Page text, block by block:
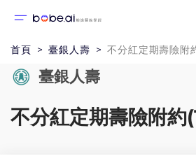
首頁 臺銀人壽 不分紅定期壽險附
臺銀人壽
不分紅定期壽險附約